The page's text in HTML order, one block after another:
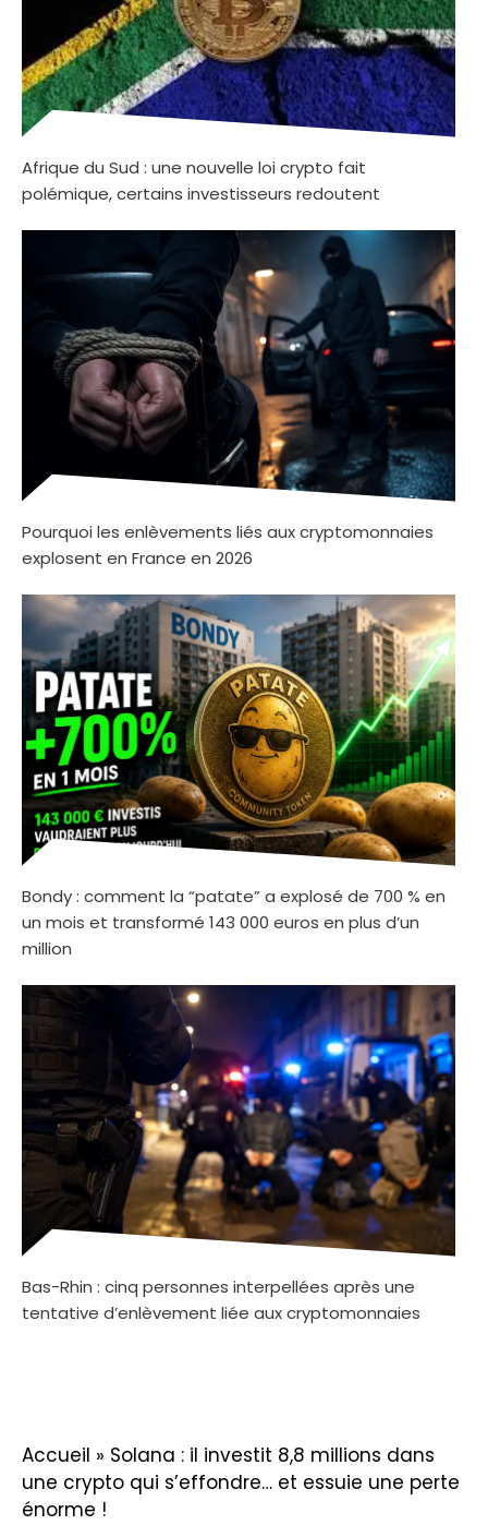
Afrique du Sud : une nouvelle loi crypto fait
polémique, certains investisseurs redoutent
Pourquoi les enlèvements liés aux cryptomonnaies
explosent en France en 2026
Bondy : comment la “patate” a explosé de 700 % en
un mois et transformé 143 000 euros en plus d’un
million
Bas-Rhin : cinq personnes interpellées après une
tentative d’enlèvement liée aux cryptomonnaies
Accueil » Solana : il investit 8,8 millions dans
une crypto qui s’effondre… et essuie une perte
énorme !